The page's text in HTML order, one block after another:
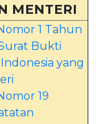
MENTERI
1 Tahun
Bukti
yang
19